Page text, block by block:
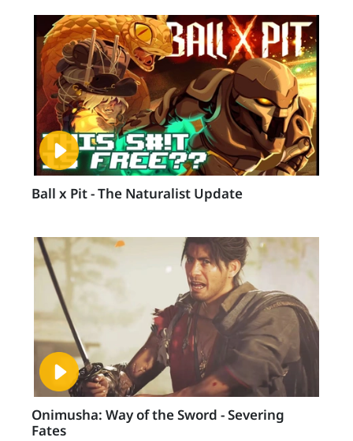
Ball x Pit - The Naturalist Update
Onimusha: Way of the Sword - Severing
Fates